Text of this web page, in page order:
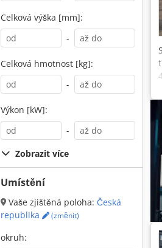
Celková výška [mm]:
-
Celková hmotnost [kg]:
-
Výkon [kW]:
-
Zobrazit více
Umístění
Vaše zjištěná poloha: Česká
republika
(změnit)
okruh: